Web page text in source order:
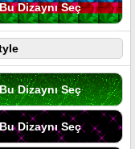
Dizaynı Seç
Dizaynı Seç
Dizaynı Seç